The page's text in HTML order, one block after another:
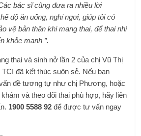
bác sĩ cũng đưa ra nhiều lời
độ ăn uống, nghỉ ngơi, giúp tôi có
vệ bản thân khi mang thai, để thai nhi
khỏe mạnh ”.
thai và sinh nở lần 2 của chị Vũ Thị
đã kết thúc suôn sẻ. Nếu bạn
đề tương tự như chị Phương, hoặc
và theo dõi thai phù hợp, hãy liên
1900 5588 92 để được tư vấn ngay